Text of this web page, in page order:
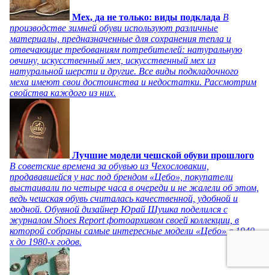
Мех, да не только: виды подклада В
производстве зимней обуви используют различные
материалы, предназначенные для сохранения тепла и
отвечающие требованиям потребителей: натуральную
овчину, искусственный мех, искусственный мех из
натуральной шерсти и другие. Все виды подкладочного
меха имеют свои достоинства и недостатки. Рассмотрим
свойства каждого из них.
Лучшие модели чешской обуви прошлого
В советские времена за обувью из Чехословакии,
продававшейся у нас под брендом «Цебо», покупатели
выстаивали по четыре часа в очереди и не жалели об этом,
ведь чешская обувь считалась качественной, удобной и
модной. Обувной дизайнер Юрай Шушка поделился с
журналом Shoes Report фотоархивом своей коллекции, в
которой собраны самые интересные модели «Цебо» с 1940-
х до 1980-х годов.